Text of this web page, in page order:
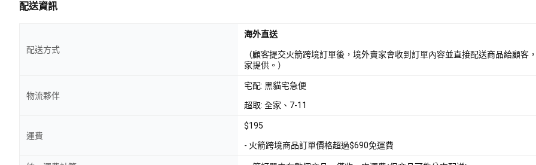
配送資訊
配送方式
海外直送
（顧客提交火箭跨境訂單後，境外賣家會收到訂單內容並直接配送商品給顧
家提供。）
物流夥伴
宅配: 黑貓宅急便
超取: 全家、7-11
運費
$195
- 火箭跨境商品訂單價格超過$690免運費